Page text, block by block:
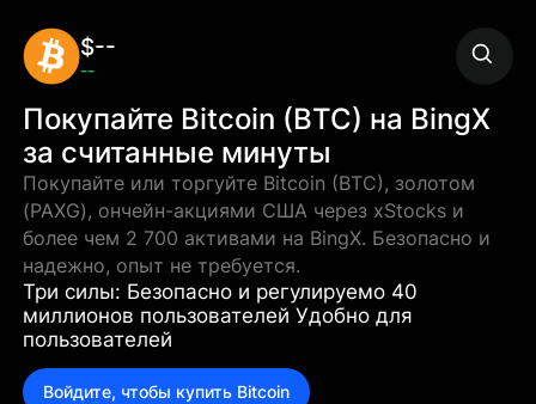
$--
--
Покупайте Bitcoin (BTC) на BingX
за считанные минуты
Покупайте или торгуйте Bitcoin (BTC), золотом
(PAXG), ончейн-акциями США через xStocks и
более чем 2 700 активами на BingX. Безопасно и
надежно, опыт не требуется.
Три силы: Безопасно и регулируемо 40
миллионов пользователей Удобно для
пользователей
Войдите, чтобы купить Bitcoin